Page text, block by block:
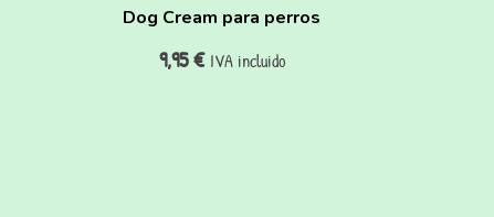
Dog Cream para perros
9,95€ IVA incluido